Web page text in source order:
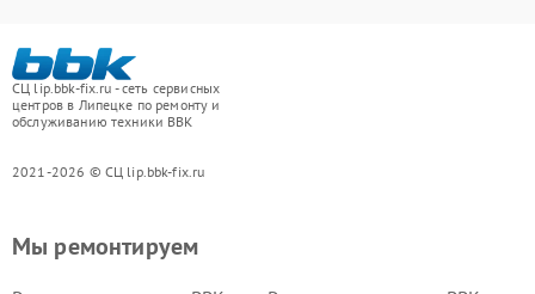
СЦ lip.bbk-fix.ru - сеть сервисных
центров в Липецке по ремонту и
обслуживанию техники BBK
2021-2026 © СЦ lip.bbk-fix.ru
Мы ремонтируем